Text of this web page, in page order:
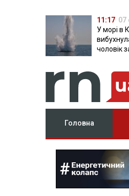
11:17 07
У морі в
чоловік
Головна